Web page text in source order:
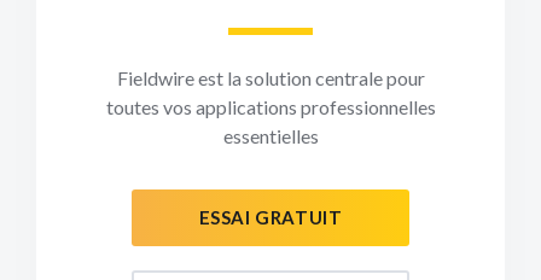
Fieldwire est la solution centrale pour
toutes vos applications professionnelles
essentielles
ESSAI GRATUIT